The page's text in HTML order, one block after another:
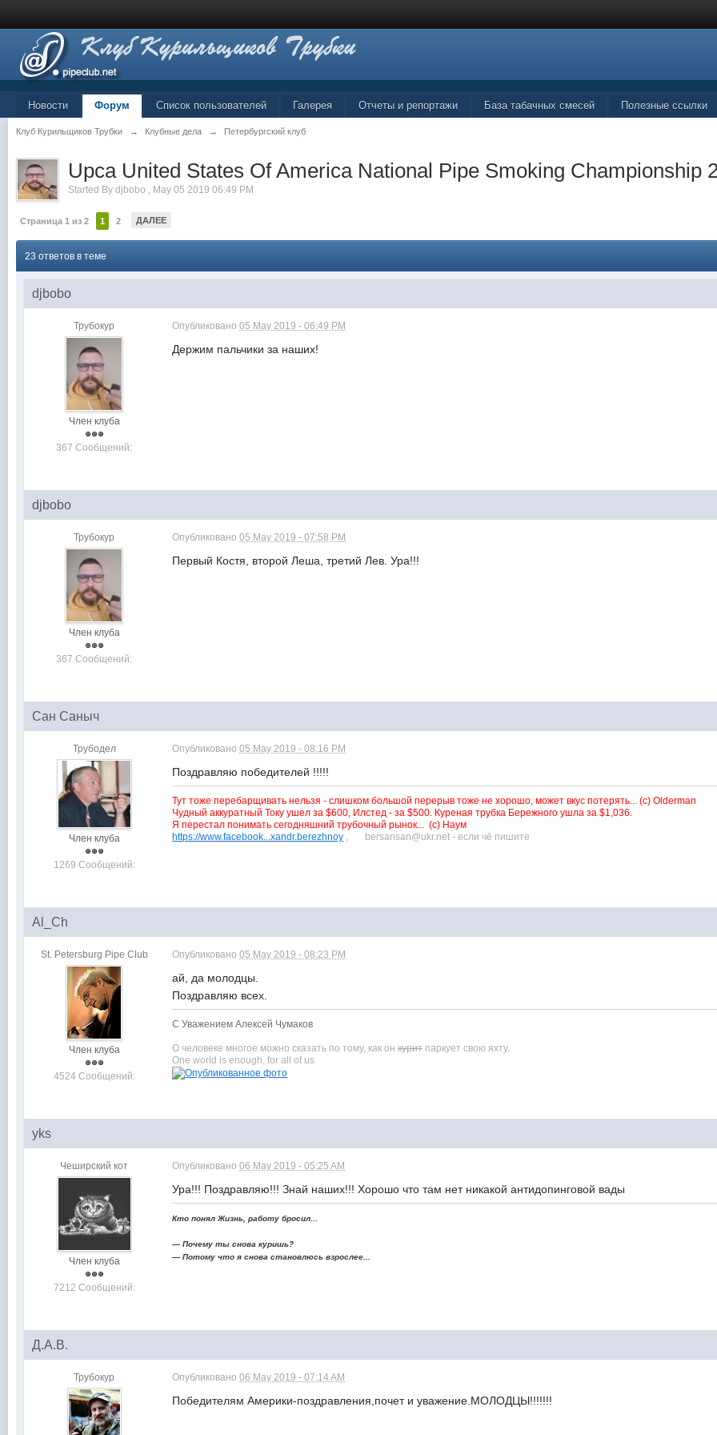
Новости Форум Список пользователей Галерея Отчеты и репортажи База табачных смесей Полезные ссылки
Клуб Курильщиков Трубки → Клубные дела → Петербургский клуб
Upca United States Of America National Pipe Smoking Championship
Started Bydjbobo , May 05 2019 06:49 PM
Страница 1 из 2 1 2 ДАЛЕЕ
23 ответов в теме
djbobo
Трубокур
Член клуба
367 Сообщений:
Опубликовано05 May 2019 - 06:49 PM
Держим пальчики за наших!
djbobo
Трубокур
Член клуба
367 Сообщений:
Опубликовано05 May 2019 - 07:58 PM
Первый Костя, второй Леша, третий Лев. Ура!!!
Сан Саныч
Трубодел
Член клуба
1269 Сообщений:
Опубликовано05 May 2019 - 08:16 PM
Поздравляю победителей !!!!!
Тут тоже перебарщивать нельзя - слишком большой перерыв тоже не хорошо, может вкус потерять... (с) Olderman
Чудный аккуратный Току ушел за $600, Илстед - за $500. Куреная трубка Бережного ушла за $1,036.
Я перестал понимать сегодняшний трубочный рынок... (с) Наум
https://www.facebook...xandr.berezhnoy
bersansan@ukr.net - если чё пишите
Al_Ch
St. Petersburg Pipe Club
Член клуба
4524 Сообщений:
Опубликовано05 May 2019 - 08:23 PM
ай, да молодцы.
Поздравляю всех.
С Уважением Алексей Чумаков
О человеке многое можно сказать по тому, как онкурит паркует свою яхту.
One world is enough, for all of us
yks
Чеширский кот
Член клуба
7212 Сообщений:
Опубликовано06 May 2019 - 05:25 AM
Ура!!! Поздравляю!!! Знай наших!!! Хорошо что там нет никакой антидопинговой вады
Кто понял Жизнь, работу бросил...
— Почему ты снова куришь?
— Потому что я снова становлюсь взрослее...
Д.А.В.
Трубокур Опубликовано06 May 2019 - 07:14 AM
Победителям Америки-поздравления,почет и уважение.МОЛОДЦЫ!!!!!!!